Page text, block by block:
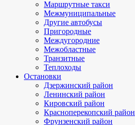
Маршрутные такси
Межмуниципальные
Другие автобусы
Пригородные
Междугородние
Межобластные
Транзитные
Теплоходы
Остановки
Дзержинский район
Ленинский район
Кировский район
Красноперекопский район
Фрунзенский район